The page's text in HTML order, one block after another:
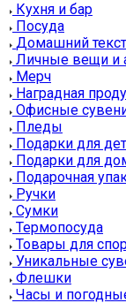
Кухня и бар
Посуда
Домашний
Личные вещи и
Мерч
Наградная
Офисные
Пледы
Подарки для
Подарки для
Подарочная
Ручки
Сумки
Термопосуда
Товары для
Уникальные
Флешки
Часы и